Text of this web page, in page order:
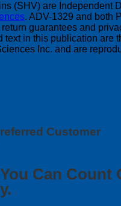
(SHV) are Independent
. ADV-1329 and both
guarantees and
text in this publication are
Inc. and are
Customer
Can Count